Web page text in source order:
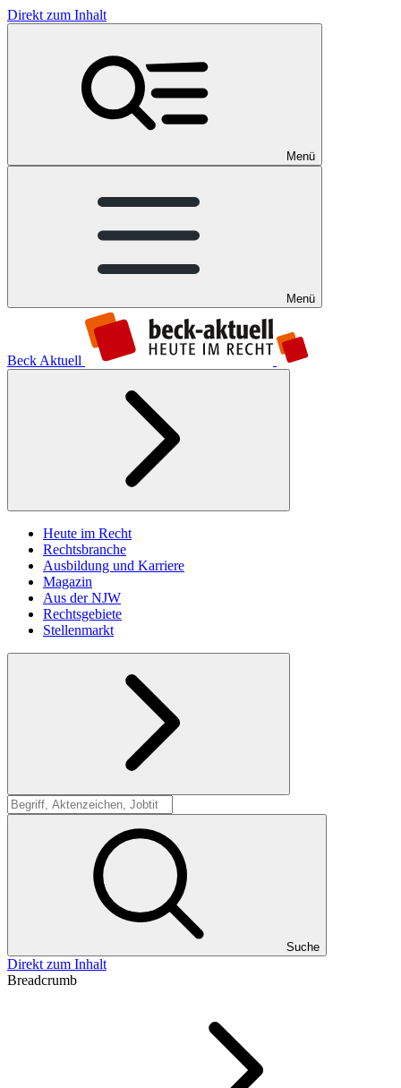
Direkt zum Inhalt
Menü
Menü
Beck Aktuell
Heute im Recht
Rechtsbranche
Ausbildung und Karriere
Magazin
Aus der NJW
Rechtsgebiete
Stellenmarkt
Suche
Suche
Direkt zum Inhalt
Breadcrumb